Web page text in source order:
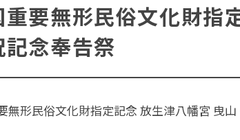
要無形民俗文化財指
念奉告祭
無形民俗文化財指定記念 放生津八幡宮 曳